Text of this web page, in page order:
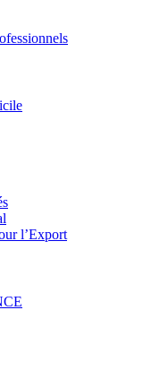
l’Export